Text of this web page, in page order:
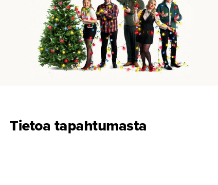
Tietoa tapahtumasta